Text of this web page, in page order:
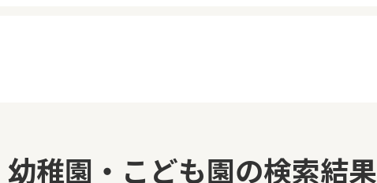
メッセージ
幼稚園・こども園の検索結果